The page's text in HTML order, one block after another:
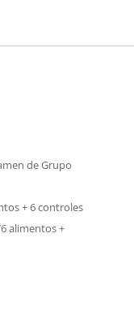
de Grupo
+ 6 controles
alimentos +